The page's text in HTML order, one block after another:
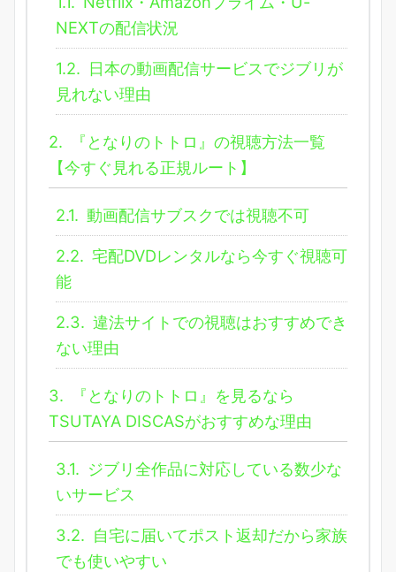
NEXTの配信状況
1.2. 日本の動画配信サービスでジブリが
見れない理由
2.
『となりのトトロ』の視聴方法一覧
【今すぐ見れる正規ルート】
2.1. 動画配信サブスクでは視聴不可
2.2. 宅配DVDレンタルなら今すぐ視聴可
能
2.3. 違法サイトでの視聴はおすすめでき
ない理由
3.
『となりのトトロ』を見るなら
TSUTAYA DISCASがおすすめな理由
3.1. ジブリ全作品に対応している数少な
いサービス
3.2. 自宅に届いてポスト返却だから家族
でも使いやすい